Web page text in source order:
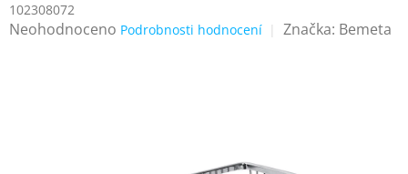
102308072
Průměrné
Neohodnoceno Podrobnosti hodnocení Značka: Bemeta